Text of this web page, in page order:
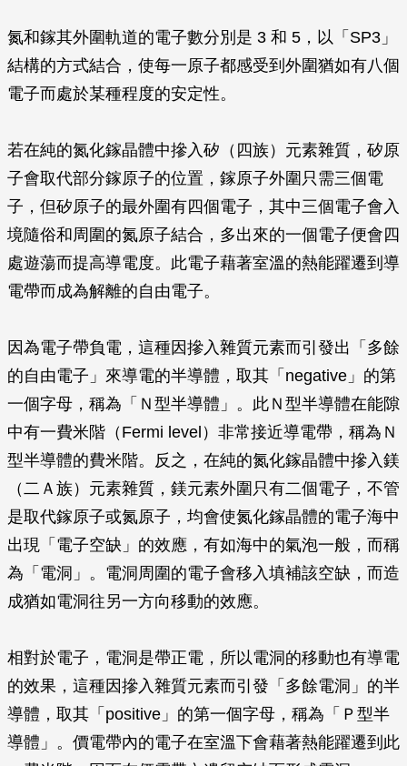
氮和鎵其外圍軌道的電子數分別是 3 和 5，以「SP3」
結構的方式結合，使每一原子都感受到外圍猶如有八個
電子而處於某種程度的安定性。
若在純的氮化鎵晶體中摻入矽（四族）元素雜質，矽原
子會取代部分鎵原子的位置，鎵原子外圍只需三個電
子，但矽原子的最外圍有四個電子，其中三個電子會入
境隨俗和周圍的氮原子結合，多出來的一個電子便會四
處遊蕩而提高導電度。此電子藉著室溫的熱能躍遷到導
電帶而成為解離的自由電子。
因為電子帶負電，這種因摻入雜質元素而引發出「多餘
的自由電子」來導電的半導體，取其「negative」的第
一個字母，稱為「Ｎ型半導體」。此Ｎ型半導體在能隙
中有一費米階（Fermi level）非常接近導電帶，稱為Ｎ
型半導體的費米階。反之，在純的氮化鎵晶體中摻入鎂
（二Ａ族）元素雜質，鎂元素外圍只有二個電子，不管
是取代鎵原子或氮原子，均會使氮化鎵晶體的電子海中
出現「電子空缺」的效應，有如海中的氣泡一般，而稱
為「電洞」。電洞周圍的電子會移入填補該空缺，而造
成猶如電洞往另一方向移動的效應。
相對於電子，電洞是帶正電，所以電洞的移動也有導電
的效果，這種因摻入雜質元素而引發「多餘電洞」的半
導體，取其「positive」的第一個字母，稱為「Ｐ型半
導體」。價電帶內的電子在室溫下會藉著熱能躍遷到此